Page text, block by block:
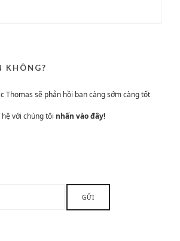
KHÔNG?
Thomas sẽ phản hồi bạn càng sớm càng tốt
hệ với chúng tôi nhấn vào đây!